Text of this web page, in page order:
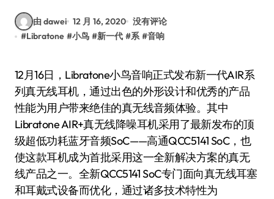
由 dawei 12 月 16, 2020 没有评论
#Libratone #小鸟 #新一代 #系 #音响
12月16日，Libratone小鸟音响正式发布新一代AIR系
列真无线耳机，通过出色的外形设计和优秀的产品
性能为用户带来绝佳的真无线音频体验。其中
Libratone AIR+真无线降噪耳机采用了最新发布的顶
级超低功耗蓝牙音频SoC——高通QCC5141 SoC，也
使这款耳机成为首批采用这一全新解决方案的真无
线产品之一。全新QCC5141 SoC专门面向真无线耳塞
和耳戴式设备而优化，通过诸多技术特性为